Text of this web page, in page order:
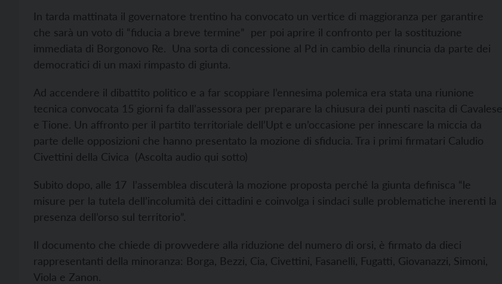
In tarda mattinata il governatore trentino ha convocato un vertice di maggioranza per garantire
che sarà un voto di “fiducia a breve termine” per poi aprire il confronto per la sostituzione
immediata di Borgonovo Re. Una sorta di concessione al Pd in cambio della rinuncia da parte dei
democratici di un maxi rimpasto di giunta.
Ad accendere il dibattito politico e a far scoppiare l’ennesima polemica era stata una riunione
tecnica convocata 15 giorni fa dall’assessora per preparare la chiusura dei punti nascita di Cavalese
e Tione. Un affronto per il partito territoriale dell’Upt e un’occasione per innescare la miccia da
parte delle opposizioni che hanno presentato la mozione di sfiducia. Tra i primi firmatari Caludio
Civettini della Civica (Ascolta audio qui sotto)
Subito dopo, alle 17 l’assemblea discuterà la mozione proposta perché la giunta definisca “le
misure per la tutela dell’incolumità dei cittadini e coinvolga i sindaci sulle problematiche inerenti la
presenza dell’orso sul territorio”.
Il documento che chiede di provvedere alla riduzione del numero di orsi, è firmato da dieci
rappresentanti della minoranza: Borga, Bezzi, Cia, Civettini, Fasanelli, Fugatti, Giovanazzi, Simoni,
Viola e Zanon.